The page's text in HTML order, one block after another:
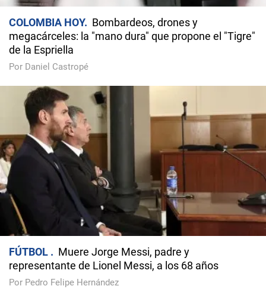
COLOMBIA HOY
Bombardeos, drones y
megacárceles: la "mano dura" que propone el "Tigre"
de la Espriella
Por Daniel Castropé
FÚTBOL
Muere Jorge Messi, padre y
representante de Lionel Messi, a los 68 años
Por Pedro Felipe Hernández